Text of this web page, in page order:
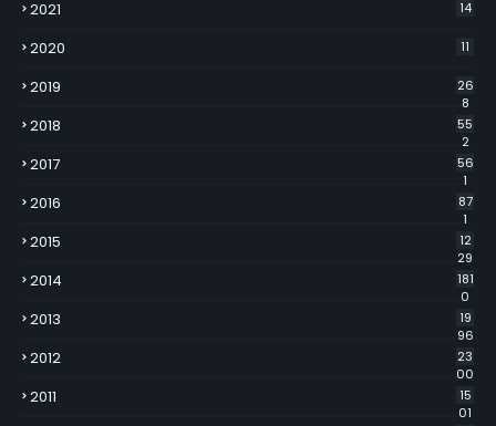
2021 14
2020 11
2019
26
8
2018
55
2
2017
56
1
2016
87
1
2015
12
29
2014
181
0
2013
19
96
2012
23
00
2011
15
01